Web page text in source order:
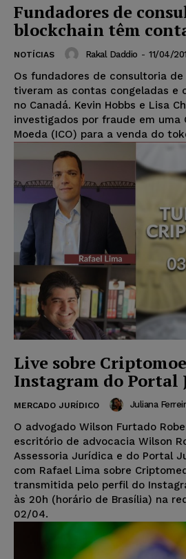
Fundadores de
blockchain têm
NOTÍCIAS Rakal Daddio - 11/04/
Os fundadores de consultoria de
tiveram as contas congeladas e
no Canadá. Kevin Hobbs e Lisa
investigados por fraude em uma
Moeda (ICO) para a venda do
Live sobre
Instagram do Portal
MERCADO JURÍDICO Juliana
O advogado Wilson Furtado
escritório de advocacia Wilson
Assessoria Jurídica e do Portal
com Rafael Lima sobre
transmitida pelo perfil do
às 20h (horário de Brasília) na
02/04.